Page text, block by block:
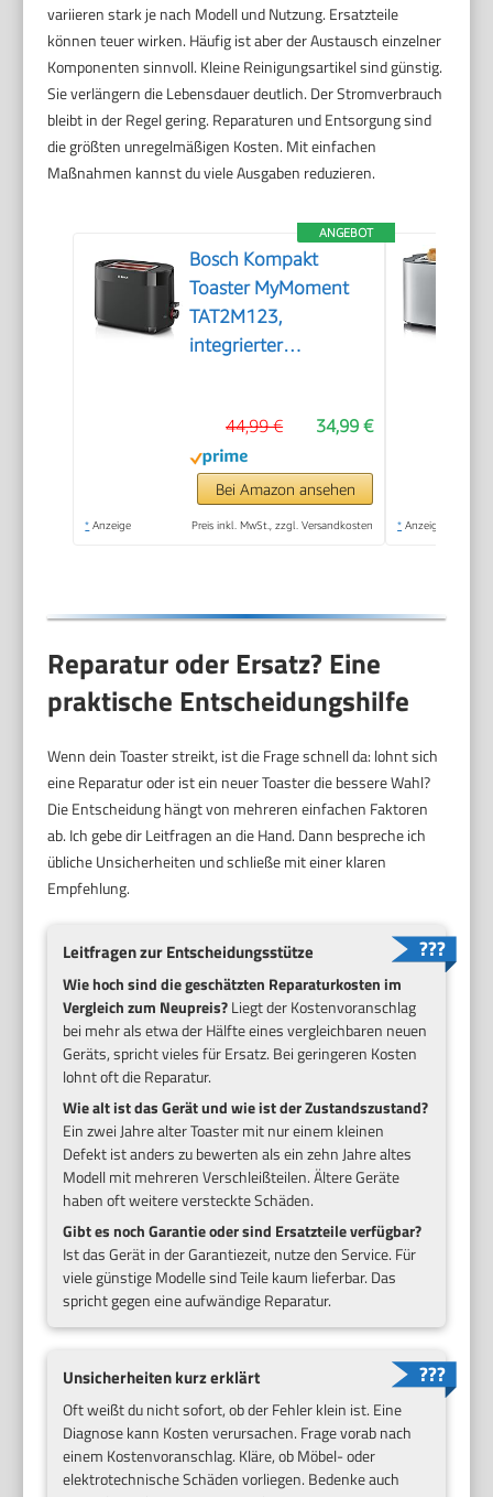
variieren stark je nach Modell und Nutzung. Ersatzteile
können teuer wirken. Häufig ist aber der Austausch einzelner
Komponenten sinnvoll. Kleine Reinigungsartikel sind günstig.
Sie verlängern die Lebensdauer deutlich. Der Stromverbrauch
bleibt in der Regel gering. Reparaturen und Entsorgung sind
die größten unregelmäßigen Kosten. Mit einfachen
Maßnahmen kannst du viele Ausgaben reduzieren.
ANGEBOT
Bosch Kompakt
Toaster MyMoment
TAT2M123,
integrierter
Abschaltautomatik,
Liftfunktion,
Brotzentrierung,
perfekt für 2
34,99 €
44,99 €
Bei Amazon ansehen
* Anzeige Preis inkl. MwSt., zzgl. Versandkosten * Anzeige
Reparatur oder Ersatz? Eine
praktische Entscheidungshilfe
Wenn dein Toaster streikt, ist die Frage schnell da: lohnt sich
eine Reparatur oder ist ein neuer Toaster die bessere Wahl?
Die Entscheidung hängt von mehreren einfachen Faktoren
ab. Ich gebe dir Leitfragen an die Hand. Dann bespreche ich
übliche Unsicherheiten und schließe mit einer klaren
Empfehlung.
Leitfragen zur Entscheidungsstütze
Wie hoch sind die geschätzten Reparaturkosten im
Vergleich zum Neupreis?Liegt der Kostenvoranschlag
bei mehr als etwa der Hälfte eines vergleichbaren neuen
Geräts, spricht vieles für Ersatz. Bei geringeren Kosten
lohnt oft die Reparatur.
Wie alt ist das Gerät und wie ist der Zustandszustand?
Ein zwei Jahre alter Toaster mit nur einem kleinen
Defekt ist anders zu bewerten als ein zehn Jahre altes
Modell mit mehreren Verschleißteilen. Ältere Geräte
haben oft weitere versteckte Schäden.
Gibt es noch Garantie oder sind Ersatzteile verfügbar?
Ist das Gerät in der Garantiezeit, nutze den Service. Für
viele günstige Modelle sind Teile kaum lieferbar. Das
spricht gegen eine aufwändige Reparatur.
Unsicherheiten kurz erklärt
Oft weißt du nicht sofort, ob der Fehler klein ist. Eine
Diagnose kann Kosten verursachen. Frage vorab nach
einem Kostenvoranschlag. Kläre, ob Möbel- oder
elektrotechnische Schäden vorliegen. Bedenke auch